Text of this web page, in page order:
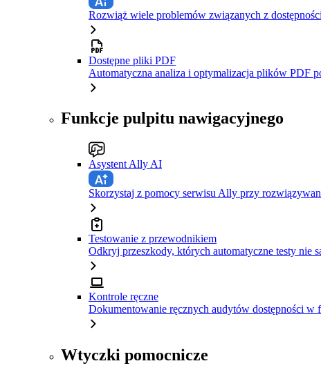
Rozwiąż wiele problemów związanych z
Dostępne pliki PDF
Automatyczna analiza i optymalizacja plików PDF
Funkcje pulpitu nawigacyjnego
Asystent Ally AI
Skorzystaj z pomocy serwisu Ally przy
Testowanie z przewodnikiem
Odkryj przeszkody, których automatyczne testy nie
Kontrole ręczne
Dokumentowanie ręcznych audytów dostępności w
Wtyczki pomocnicze